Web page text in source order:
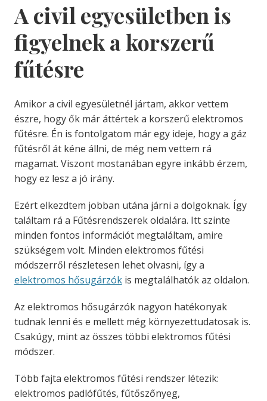
A civil egyesületben is
figyelnek a korszerű
fűtésre
Amikor a civil egyesületnél jártam, akkor vettem
észre, hogy ők már áttértek a korszerű elektromos
fűtésre. Én is fontolgatom már egy ideje, hogy a gáz
fűtésről át kéne állni, de még nem vettem rá
magamat. Viszont mostanában egyre inkább érzem,
hogy ez lesz a jó irány.
Ezért elkezdtem jobban utána járni a dolgoknak. Így
találtam rá a Fűtésrendszerek oldalára. Itt szinte
minden fontos információt megtaláltam, amire
szükségem volt. Minden elektromos fűtési
módszerről részletesen lehet olvasni, így a
elektromos hősugárzókis megtalálhatók az oldalon.
Az elektromos hősugárzók nagyon hatékonyak
tudnak lenni és e mellett még környezettudatosak is.
Csakúgy, mint az összes többi elektromos fűtési
módszer.
Több fajta elektromos fűtési rendszer létezik:
elektromos padlófűtés, fűtőszőnyeg,